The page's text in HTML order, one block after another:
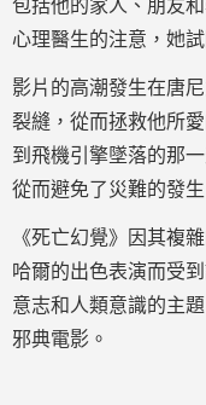
包括他的家人、朋友
心理醫生的注意，她
影片的高潮發生在唐
裂縫，從而拯救他所
到飛機引擎墜落的那
從而避免了災難的發生
《死亡幻覺》因其複
哈爾的出色表演而受
意志和人類意識的主
邪典電影。